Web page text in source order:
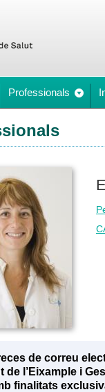
Professionals
de correu
de l’Eixample i
finalitats